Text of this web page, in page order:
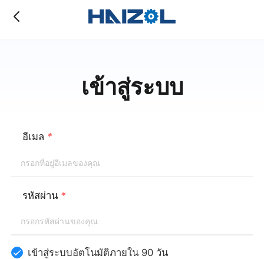
เข้าสู่ระบบ
อีเมล *
รหัสผ่าน *
เข้าสู่ระบบอัตโนมัติภายใน 90 วัน